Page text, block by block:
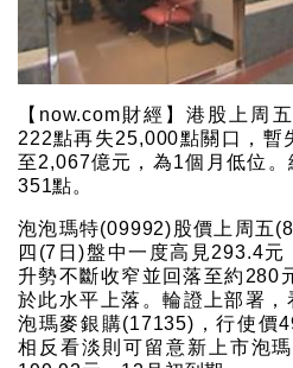
【now.com財經】港股上周
222點再失25,000點關口，暫
至2,067億元，為1個月低位
351點。
泡泡瑪特(09992)股價上周五
四(7日)盤中一度高見293.4
升勢不斷收窄並回落至約280
於此水平上落。輪證上部署
泡瑪麥銀購(17135)，行使價
相反看淡則可留意新上市泡